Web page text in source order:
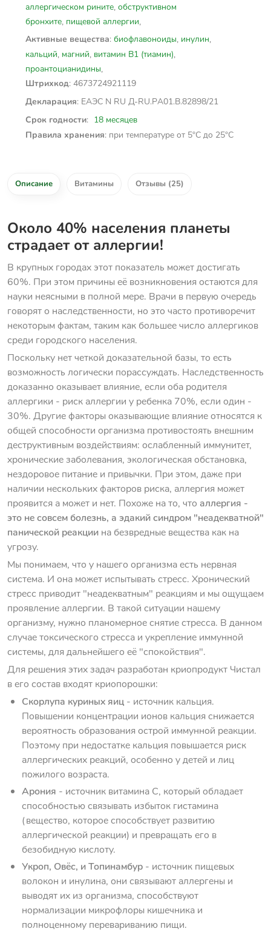
аллергическом рините, обструктивном
бронхите, пищевой аллергии,
Активные вещества: биофлавоноиды, инулин,
кальций, магний, витамин В1 (тиамин),
проантоцианидины,
Штрихкод: 4673724921119
Декларация: ЕАЭС N RU Д-RU.PА01.В.82898/21
Срок годности: 18 месяцев
Правила хранения: при температуре от 5°C до 25°C
Описание Витамины Отзывы (25)
Около 40% населения планеты
страдает от аллергии!
В крупных городах этот показатель может достигать
60%. При этом причины её возникновения остаются для
науки неясными в полной мере. Врачи в первую очередь
говорят о наследственности, но это часто противоречит
некоторым фактам, таким как большее число аллергиков
среди городского населения.
Поскольку нет четкой доказательной базы, то есть
возможность логически порассуждать. Наследственность
доказанно оказывает влияние, если оба родителя
аллергики - риск аллергии у ребенка 70%, если один -
30%. Другие факторы оказывающие влияние относятся к
общей способности организма противостоять внешним
деструктивным воздействиям: ослабленный иммунитет,
хронические заболевания, экологическая обстановка,
нездоровое питание и привычки. При этом, даже при
наличии нескольких факторов риска, аллергия может
проявится а может и нет. Похоже на то, что аллергия -
это не совсем болезнь, а эдакий синдром "неадекватной"
панической реакции на безвредные вещества как на
угрозу.
Мы понимаем, что у нашего организма есть нервная
система. И она может испытывать стресс. Хронический
стресс приводит "неадекватным" реакциям и мы ощущаем
проявление аллергии. В такой ситуации нашему
организму, нужно планомерное снятие стресса. В данном
случае токсического стресса и укрепление иммунной
системы, для дальнейшего её "спокойствия".
Для решения этих задач разработан криопродукт Чистал
в его состав входят криопорошки:
Скорлупа куриных яиц - источник кальция.
Повышении концентрации ионов кальция снижается
вероятность образования острой иммунной реакции.
Поэтому при недостатке кальция повышается риск
аллергических реакций, особенно у детей и лиц
пожилого возраста.
Арония - источник витамина С, который обладает
способностью связывать избыток гистамина
(вещество, которое способствует развитию
аллергической реакции) и превращать его в
безобидную кислоту.
Укроп, Овёс, и Топинамбур - источник пищевых
волокон и инулина, они связывают аллергены и
выводят их из организма, способствуют
нормализации микрофлоры кишечника и
полноценному перевариванию пищи.